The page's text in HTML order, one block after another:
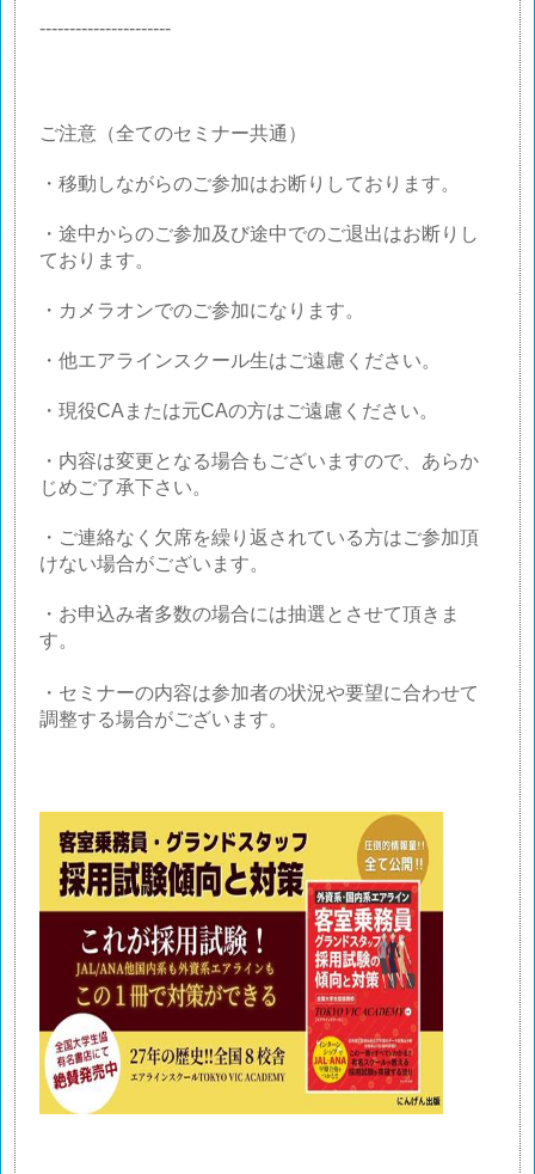
----------------------
ご注意（全てのセミナー共通）
・移動しながらのご参加はお断りしております。
・途中からのご参加及び途中でのご退出はお断りし
ております。
・カメラオンでのご参加になります。
・他エアラインスクール生はご遠慮ください。
・現役CA または元CAの方はご遠慮ください。
・内容は変更となる場合もございますので、あらか
じめご了承下さい。
・ご連絡なく欠席を繰り返されている方はご参加頂
けない場合がございます。
・お申込み者多数の場合には抽選とさせて頂きま
す。
・セミナーの内容は参加者の状況や要望に合わせて
調整する場合がございます。